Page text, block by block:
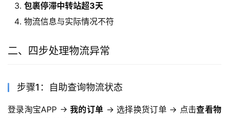
包裹停滞中转站超3天
物流信息与实际情况不符
二、四步处理物流异常
步骤1：自助查询物流状态
登录淘宝APP → 我的订单 → 选择换货订单 → 点击查看物